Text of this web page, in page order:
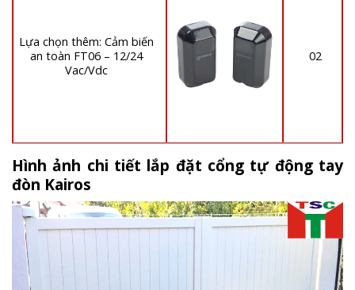
Lựa chọn thêm: Cảm biến
an toàn FT06 – 12/24
Vac/Vdc
02
Hình ảnh chi tiết lắp đặt cổng tự động tay
đòn Kairos